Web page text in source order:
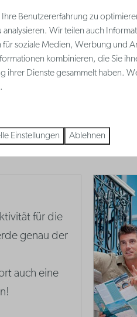
Vue,
bewundert
Mehr
für die
genau der
auch eine
Benutzererfahrung zu
analysieren. Wir teilen auch
für soziale Medien, Werbung und
kombinieren, die Sie
ihrer Dienste gesammelt haben.
.
Einstellungen Ablehnen